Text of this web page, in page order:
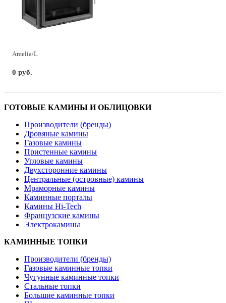
Amelia/L
0 руб.
ГОТОВЫЕ КАМИНЫ И ОБЛИЦОВКИ
Производители (бренды)
Дровяные камины
Газовые камины
Пристенные камины
Угловые камины
Двухсторонние камины
Центральные (островные) камины
Мраморные камины
Каминные порталы
Камины Hi-Tech
Французские камины
Электрокамины
КАМИННЫЕ ТОПКИ
Производители (бренды)
Газовые каминные топки
Чугунные каминные топки
Стальные топки
Большие каминные топки